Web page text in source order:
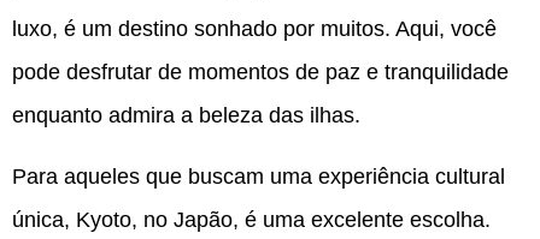
luxo, é um destino sonhado por muitos. Aqui, você
pode desfrutar de momentos de paz e tranquilidade
enquanto admira a beleza das ilhas.
Para aqueles que buscam uma experiência cultural
única, Kyoto, no Japão, é uma excelente escolha.